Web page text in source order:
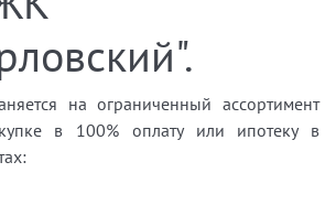
на ограниченный ассортимент
в 100% оплату или ипотеку в